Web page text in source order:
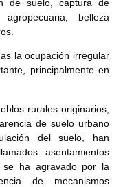
de suelo, captura de
belleza
la ocupación irregular
principalmente en
rurales originarios,
de suelo urbano
del suelo, han
asentamientos
se ha agravado por la
de mecanismos